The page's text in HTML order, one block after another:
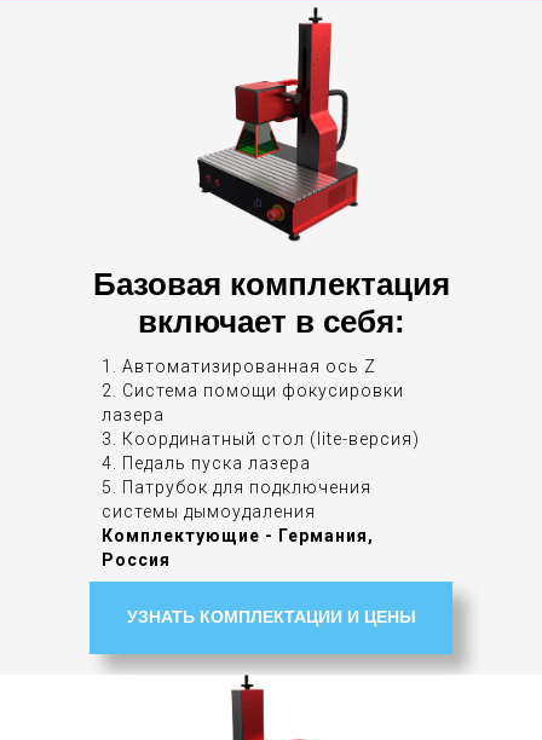
1. Автоматизированная ось Z
2. Система помощи фокусировки
лазера
3. Координатный стол (lite-версия)
4. Педаль пуска лазера
5. Патрубок для подключения
системы дымоудаления
Комплектующие - Германия,
Россия
Базовая комплектация
включает в себя:
УЗНАТЬ КОМПЛЕКТАЦИИ И ЦЕНЫ